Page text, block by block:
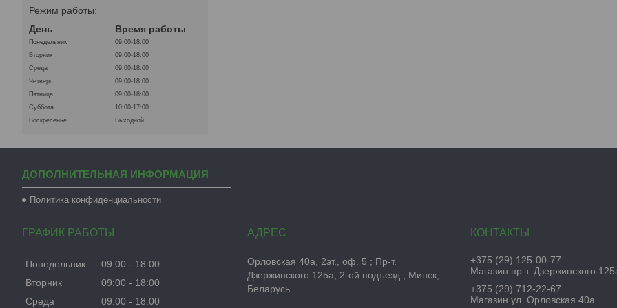
Режим работы:
День
Время работы
Понедельник
09:00-18:00
Вторник
09:00-18:00
Среда
09:00-18:00
Четверг
09:00-18:00
Пятница
09:00-18:00
Суббота
10:00-17:00
Воскресенье
Выходной
ДОПОЛНИТЕЛЬНАЯ ИНФОРМАЦИЯ
Политика конфиденциальности
ГРАФИК РАБОТЫ
Понедельник 09:00
18:00
Вторник
09:00
18:00
Среда
09:00 18:00
Орловская 40а, 2эт., оф. 5 ; Пр-т.
Дзержинского 125а, 2-ой подъезд., Минск,
Беларусь
+375 (29) 125-00-77
Магазин пр-т. Дзержинского
+375 (29) 712-22-67
Магазин ул. Орловская 40а